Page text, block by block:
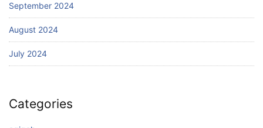
September 2024
August 2024
July 2024
Categories